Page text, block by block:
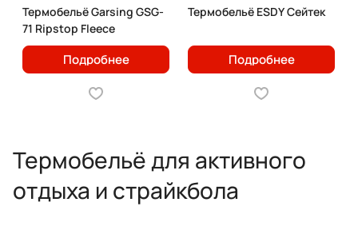
Термобельё Garsing GSG-
71 Ripstop Fleece
Подробнее
Термобельё ESDY Сейтек
Подробнее
Термобельё для активного
отдыха и страйкбола